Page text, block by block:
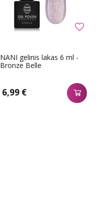
NANI gelinis lakas 6 ml -
Bronze Belle
6,99 €